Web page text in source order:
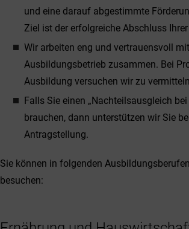
und eine darauf abgestimmte
Ziel ist der erfolgreiche Abschluss
Wir arbeiten eng und vertrauensvoll
Ausbildungsbetrieb zusammen. Bei
Ausbildung versuchen wir zu
Falls Sie einen „Nachteilsausgleich bei
brauchen, dann unterstützen wir Sie
Antragstellung.
Sie können in folgenden
besuchen: